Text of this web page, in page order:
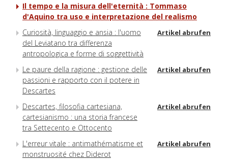
Il tempo e la misura dell'eternità : Tommaso
d'Aquino tra uso e interpretazione del realismo
Curiosità, linguaggio e ansia : l'uomo
del Leviatano tra differenza
antropologica e forme di soggettività
Artikel abrufen
Le paure della ragione : gestione delle
passioni e rapporto con il potere in
Descartes
Artikel abrufen
Descartes, filosofia cartesiana,
cartesianismo : una storia francese
tra Settecento e Ottocento
Artikel abrufen
L'erreur vitale : antimathématisme et
monstruosité chez Diderot
Artikel abrufen